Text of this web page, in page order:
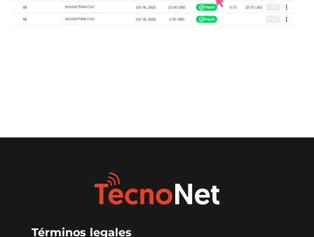
Términos legales